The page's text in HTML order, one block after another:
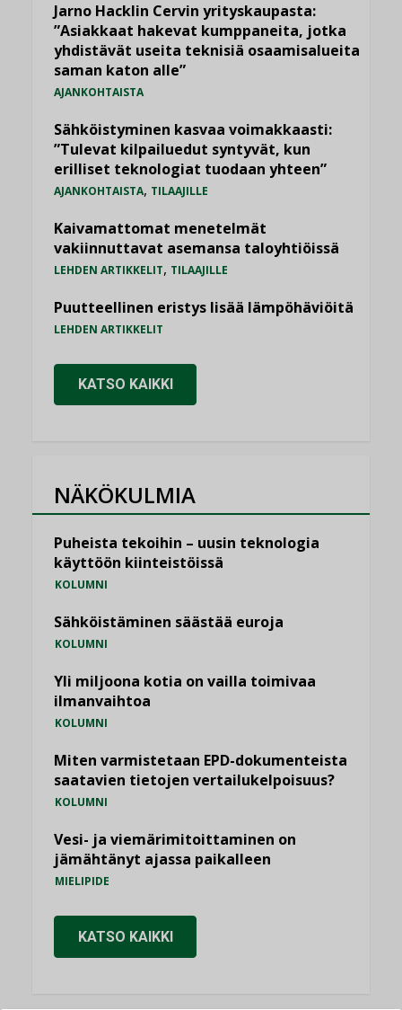
Jarno Hacklin Cervin yrityskaupasta:
”Asiakkaat hakevat kumppaneita, jotka
yhdistävät useita teknisiä osaamisalueita
saman katon alle”
AJANKOHTAISTA
Sähköistyminen kasvaa voimakkaasti:
”Tulevat kilpailuedut syntyvät, kun
erilliset teknologiat tuodaan yhteen”
AJANKOHTAISTA, TILAAJILLE
Kaivamattomat menetelmät
vakiinnuttavat asemansa taloyhtiöissä
LEHDEN ARTIKKELIT, TILAAJILLE
Puutteellinen eristys lisää lämpöhäviöitä
LEHDEN ARTIKKELIT
KATSO KAIKKI
NÄKÖKULMIA
Puheista tekoihin – uusin teknologia
käyttöön kiinteistöissä
KOLUMNI
Sähköistäminen säästää euroja
KOLUMNI
Yli miljoona kotia on vailla toimivaa
ilmanvaihtoa
KOLUMNI
Miten varmistetaan EPD-dokumenteista
saatavien tietojen vertailukelpoisuus?
KOLUMNI
Vesi- ja viemärimitoittaminen on
jämähtänyt ajassa paikalleen
MIELIPIDE
KATSO KAIKKI